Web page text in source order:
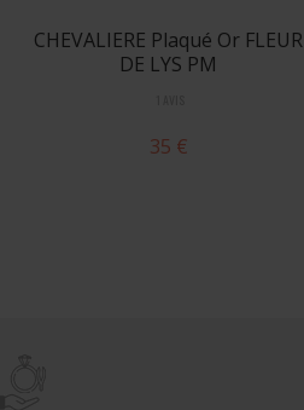
CHEVALIERE Plaqué Or FLEUR
DE LYS PM
35 €